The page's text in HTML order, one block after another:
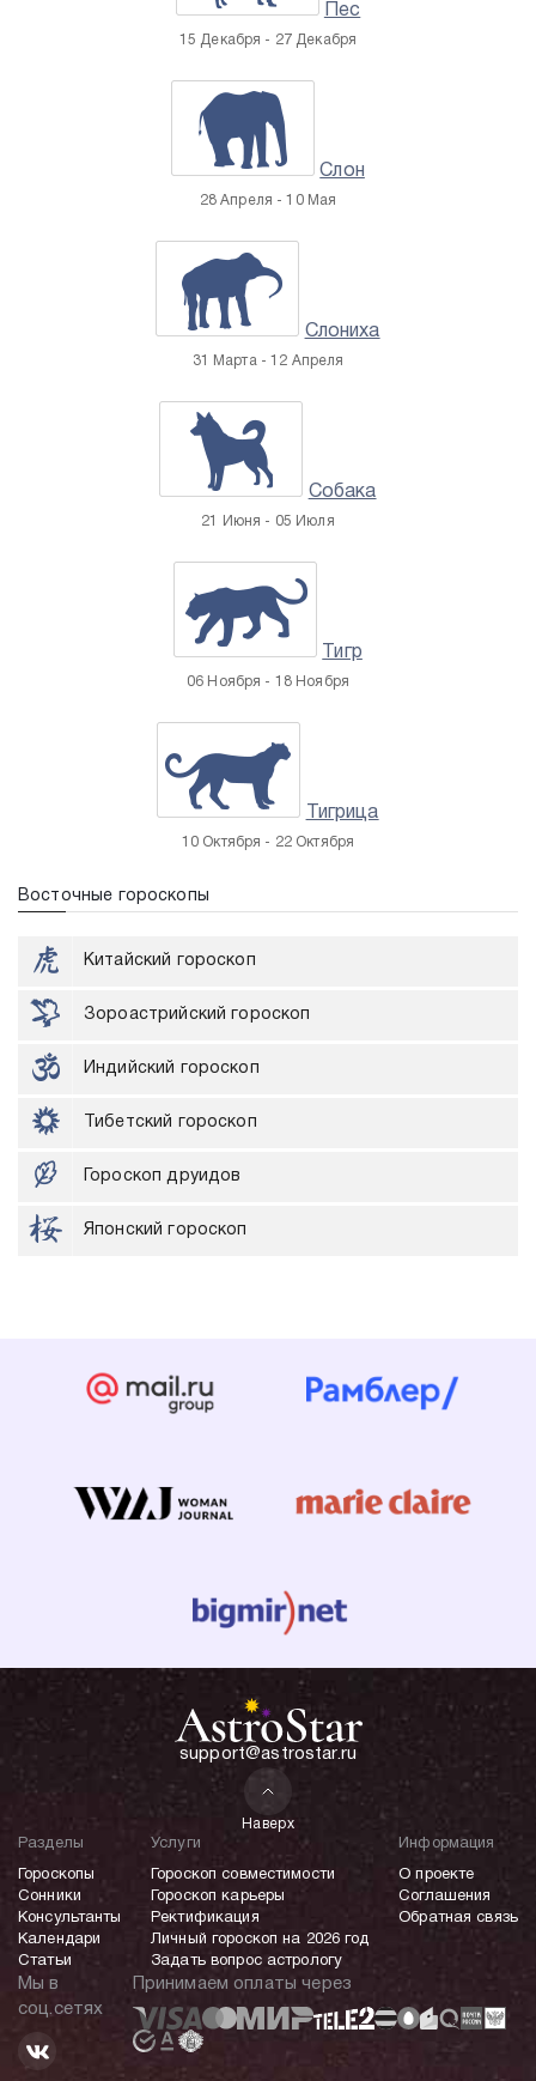
Пес
15 Декабря - 27 Декабря
Слон
28 Апреля - 10 Мая
Слониха
31 Марта - 12 Апреля
Собака
21 Июня - 05 Июля
Тигр
06 Ноября - 18 Ноября
Тигрица
10 Октября - 22 Октября
Восточные гороскопы
Китайский гороскоп
Зороастрийский гороскоп
Индийский гороскоп
Тибетский гороскоп
Гороскоп друидов
Японский гороскоп
support@astrostar.ru
Наверх
Разделы
Гороскопы
Сонники
Консультанты
Календари
Статьи
Услуги
Гороскоп совместимости
Гороскоп карьеры
Ректификация
Личный гороскоп на 2026 год
Задать вопрос астрологу
Информация
О проекте
Соглашения
Обратная связь
Мы в
соц.сетях
Принимаем оплаты через